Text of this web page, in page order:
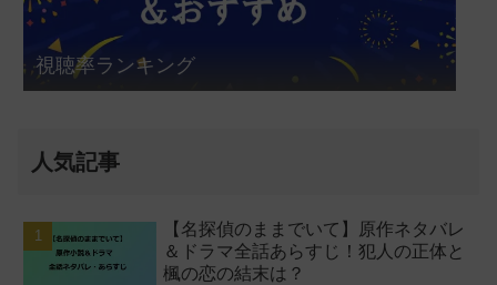
視聴率ランキング
人気記事
【名探偵のままでいて】原作ネタバレ
＆ドラマ全話あらすじ！犯人の正体と
楓の恋の結末は？